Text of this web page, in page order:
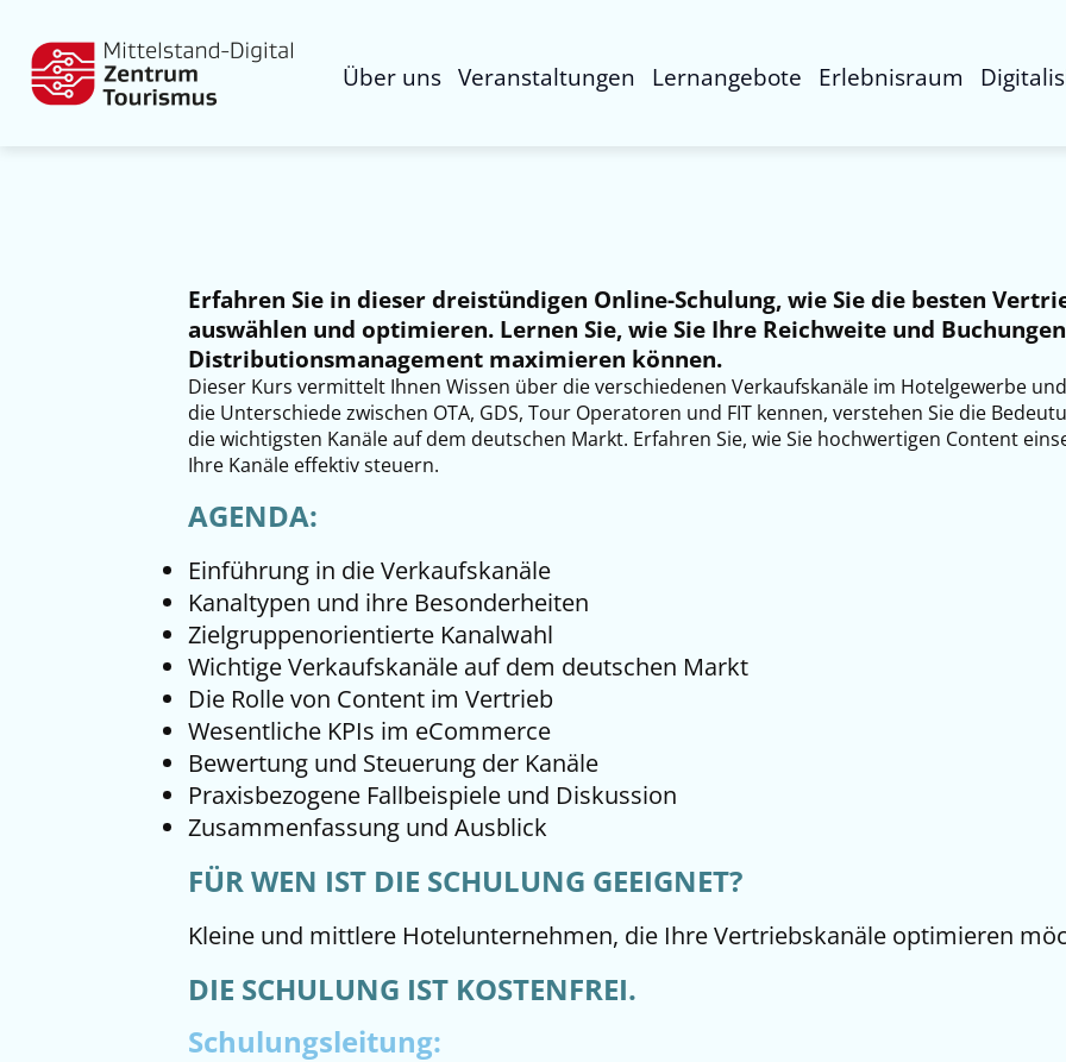
Über uns Veranstaltungen Lernangebote Erlebnisraum
Erfahren Sie in dieser dreistündigen Online-Schulung, wie Sie die besten
auswählen und optimieren. Lernen Sie, wie Sie Ihre Reichweite und
Distributionsmanagement maximieren können.
Dieser Kurs vermittelt Ihnen Wissen über die verschiedenen Verkaufskanäle im Hotelgewerbe
die Unterschiede zwischen OTA, GDS, Tour Operatoren und FIT kennen, verstehen Sie die
die wichtigsten Kanäle auf dem deutschen Markt. Erfahren Sie, wie Sie hochwertigen Content
Ihre Kanäle effektiv steuern.
AGENDA:
Einführung in die Verkaufskanäle
Kanaltypen und ihre Besonderheiten
Zielgruppenorientierte Kanalwahl
Wichtige Verkaufskanäle auf dem deutschen Markt
Die Rolle von Content im Vertrieb
Wesentliche KPIs im eCommerce
Bewertung und Steuerung der Kanäle
Praxisbezogene Fallbeispiele und Diskussion
Zusammenfassung und Ausblick
FÜR WEN IST DIE SCHULUNG GEEIGNET?
Kleine und mittlere Hotelunternehmen, die Ihre Vertriebskanäle optimieren
DIE SCHULUNG IST KOSTENFREI.
Schulungsleitung: